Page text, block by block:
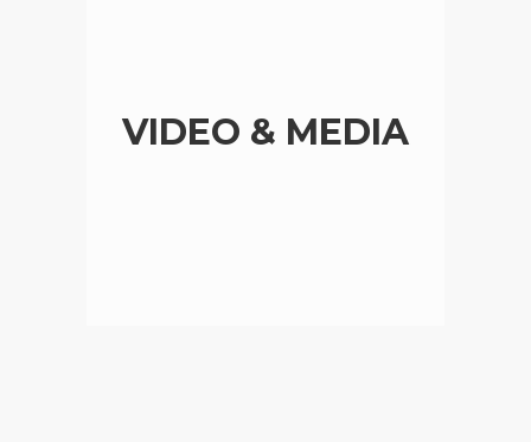
VIDEO & MEDIA